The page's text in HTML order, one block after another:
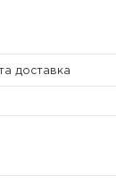
доставка